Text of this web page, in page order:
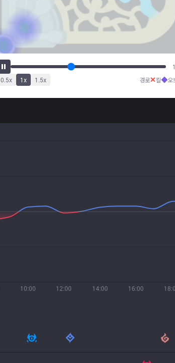
0.5x 1x 1.5x 경로✕킬◆오
10:00 12:00 14:00 16:00